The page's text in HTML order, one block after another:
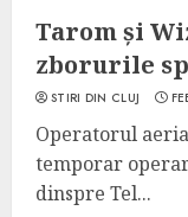
Tarom și
zborurile
STIRI DIN CLUJ
Operatorul
temporar
dinspre Tel...